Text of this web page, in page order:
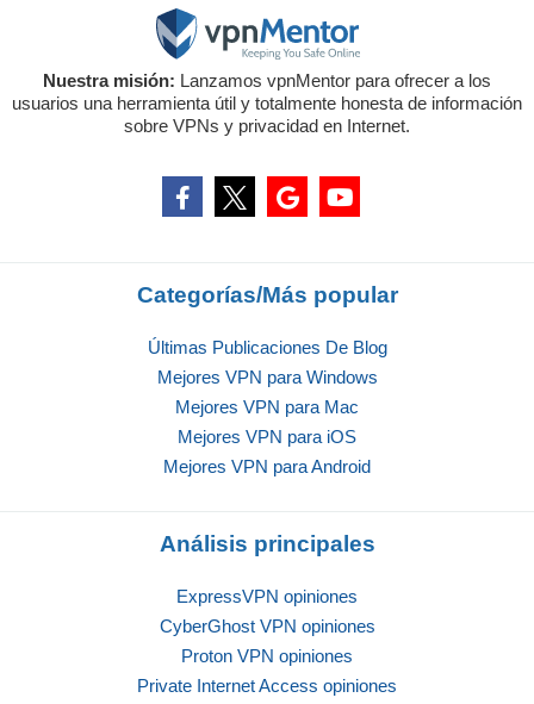
Nuestra misión: Lanzamos vpnMentor para ofrecer a los
usuarios una herramienta útil y totalmente honesta de información
sobre VPNs y privacidad en Internet.
Categorías/Más popular
Últimas Publicaciones De Blog
Mejores VPN para Windows
Mejores VPN para Mac
Mejores VPN para iOS
Mejores VPN para Android
Análisis principales
ExpressVPN opiniones
CyberGhost VPN opiniones
Proton VPN opiniones
Private Internet Access opiniones